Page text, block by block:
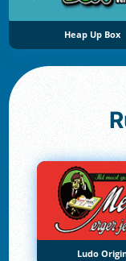
Heap Up Box
Ludo